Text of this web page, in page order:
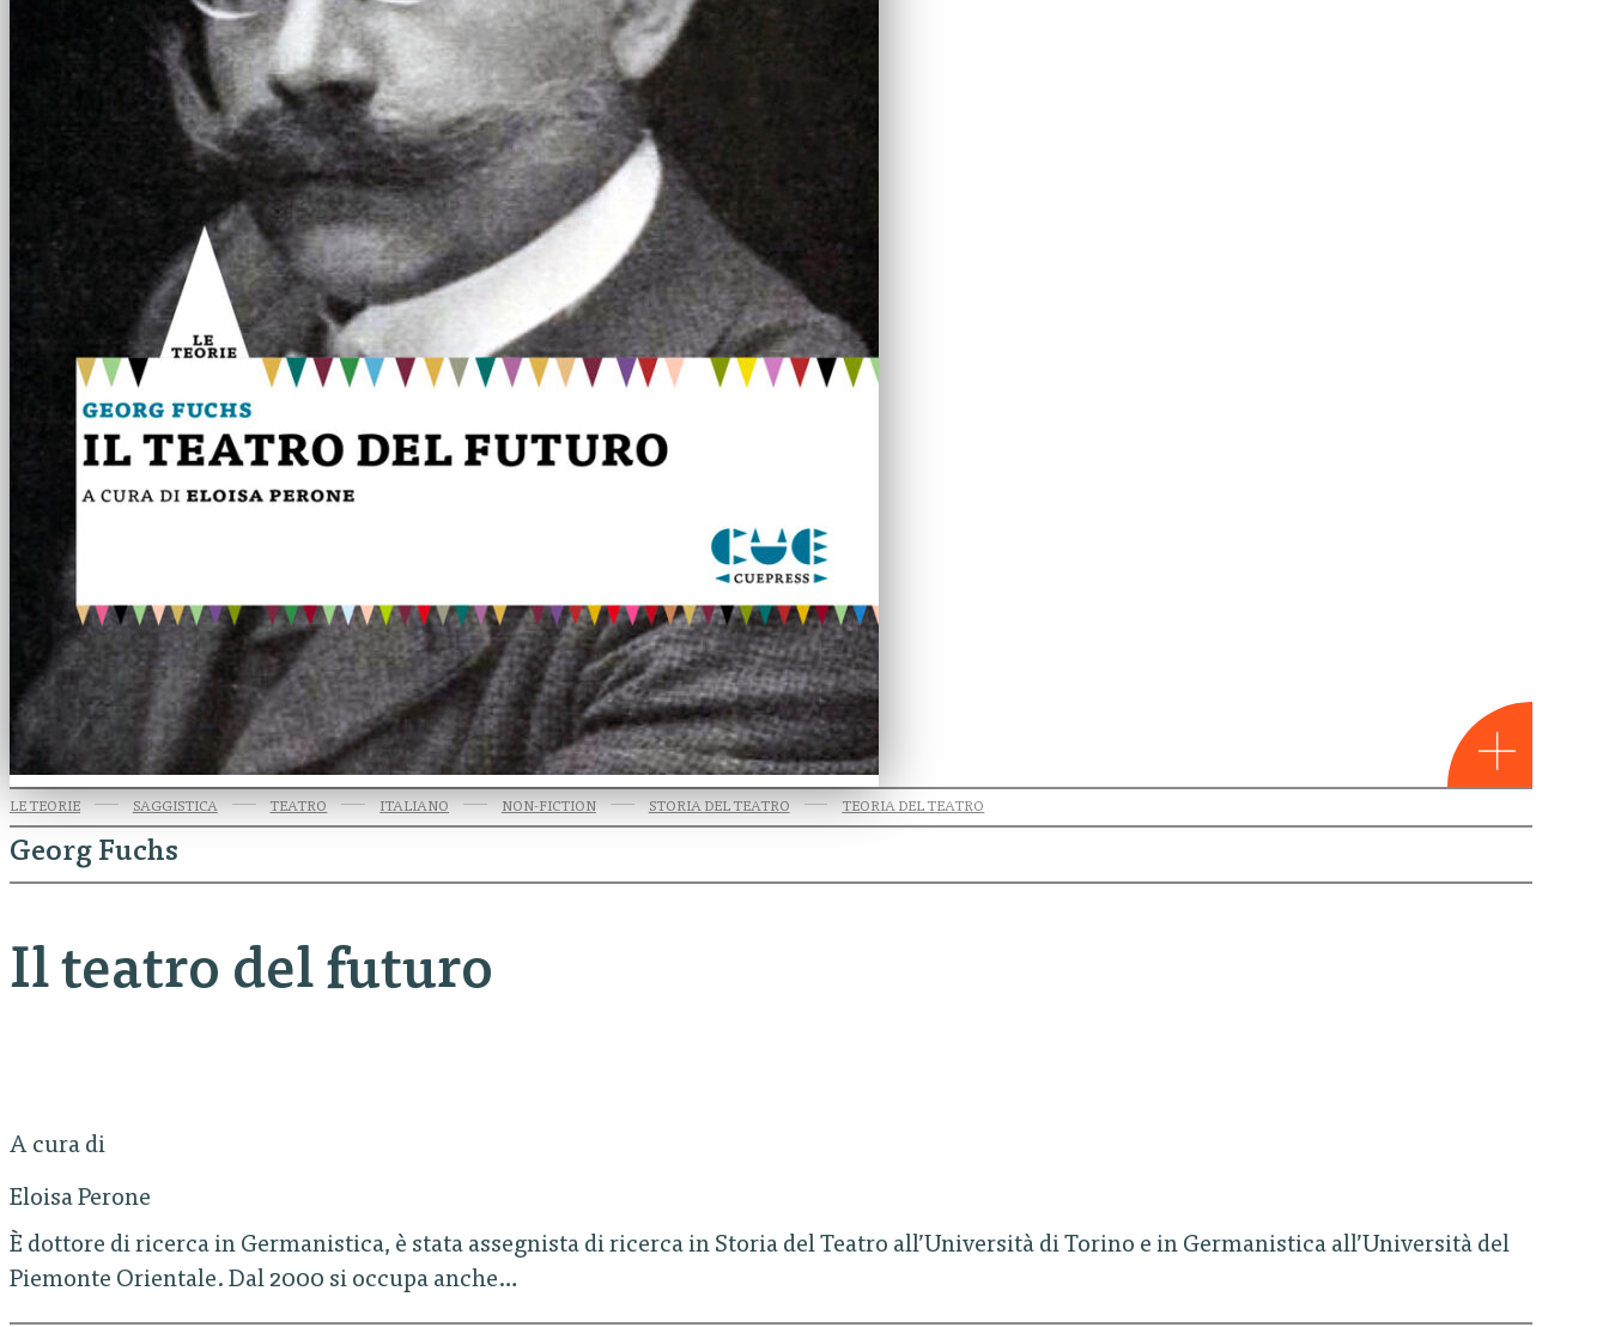
LE TEORIE SAGGISTICA TEATRO ITALIANO NON-FICTION STORIA DEL TEATRO TEORIA DEL TEATRO
Georg Fuchs
Il teatro del futuro
A cura di
Eloisa Perone
È dottore di ricerca in Germanistica, è stata assegnista di ricerca in Storia del Teatro all’Università di Torino e in Germanistica all’Università del
Piemonte Orientale. Dal 2000 si occupa anche…